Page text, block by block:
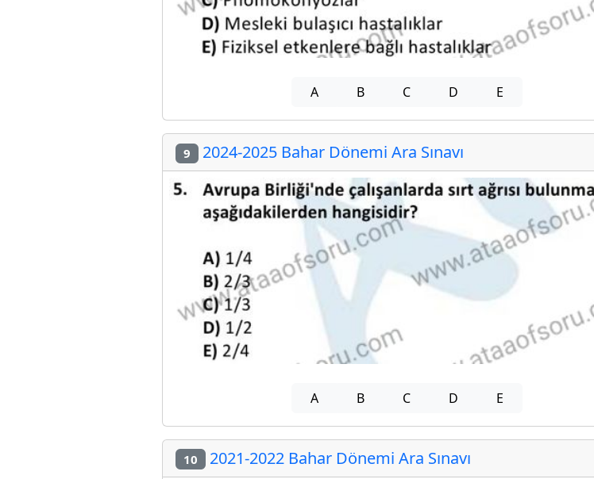
A B C D E
9 2024-2025 Bahar Dönemi Ara Sınavı
A B C D E
10 2021-2022 Bahar Dönemi Ara Sınavı